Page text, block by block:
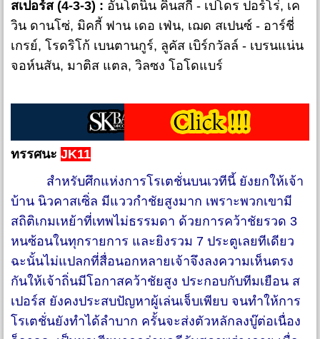
สเปอร์ส (4-3-3) : อันโตนิน คินสกี้ - เปโดร ปอร์โร่, เค
วิน ดานโซ่, มิคกี้ ฟาน เดอ เฟ่น, เฌด สเปนซ์ - อาร์ชี่
เกรย์, โรดริโก้ เบนตานกูร์, ลูคัส เบิร์กวัลล์ - เบรนแน่น
จอห์นสัน, มาติส แตล, วิลซง โอโดแบร์
ทรรศนะ JK11
สำหรับศึกแห่งการโรเตชั่นบนเวทีนี้ ยังยกให้เจ้า
บ้าน นิวคาสเซิ่ล มีแววกำชัยสูงมาก เพราะพวกเขามี
สถิติเกมเหย้าที่เทพไม่ธรรมดา ด้วยการคว้าชัยรวด 3
หนซ้อนในทุกรายการ และยิงรวม 7 ประตูเลยทีเดียว
ฉะนั้นไม่แปลกที่สื่อนอกหลายเจ้าจึงลงความเห็นตรง
กันให้เจ้าถิ่นมีโอกาสคว้าชัยสูง ประกอบกับทีมเยือน ส
เปอร์ส ยังคงประสบปัญหาผู้เล่นเจ็บเพียบ จนทำให้การ
โรเตชั่นยังทำได้ลำบาก ครั้นจะส่งตัวหลักลงบู๊ต่อเนื่อง